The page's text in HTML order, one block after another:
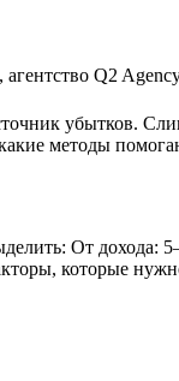
убытков.
методы
От дохода:
которые